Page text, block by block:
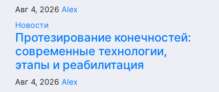
Авг 4, 2026 Alex
Новости
Протезирование конечностей:
современные технологии,
этапы и реабилитация
Авг 4, 2026 Alex